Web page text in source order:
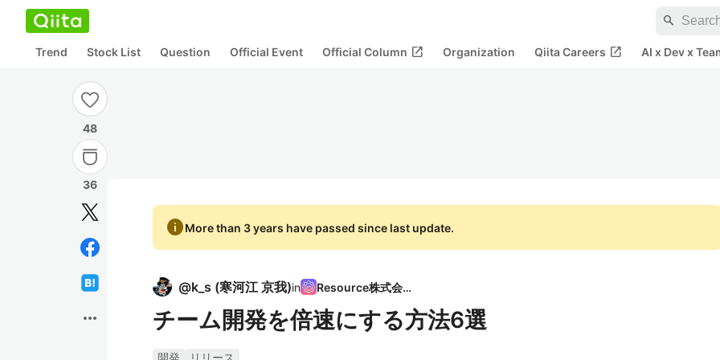
search
Trend Stock List Question Official Event Official Column open_in_new Organization Qiita Careers open_in_new AI x Dev x
48
36
more_horiz
infoMore than 3 years have passed since last update.
@k_s (寒河江 京我)in Resource株式会社
チーム開発を倍速にする方法6選
開発
リリース